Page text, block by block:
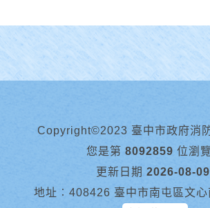
Copyright©2023 臺中市政府消
您是第 8092859 位瀏
更新日期 2026-08-09
地址︰408426 臺中市南屯區文